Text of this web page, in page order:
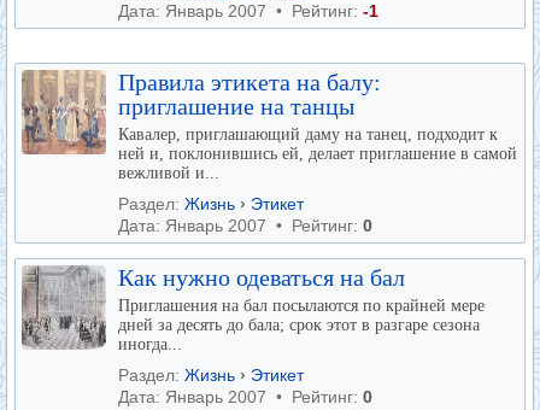
Дата: Январь 2007 • Рейтинг: -1
Правила этикета на балу:
приглашение на танцы
Кавалер, приглашающий даму на танец, подходит к
ней и, поклонившись ей, делает приглашение в самой
вежливой и...
Раздел: Жизнь › Этикет
Дата: Январь 2007 • Рейтинг: 0
Как нужно одеваться на бал
Приглашения на бал посылаются по крайней мере
дней за десять до бала; срок этот в разгаре сезона
иногда...
Раздел: Жизнь › Этикет
Дата: Январь 2007 • Рейтинг: 0